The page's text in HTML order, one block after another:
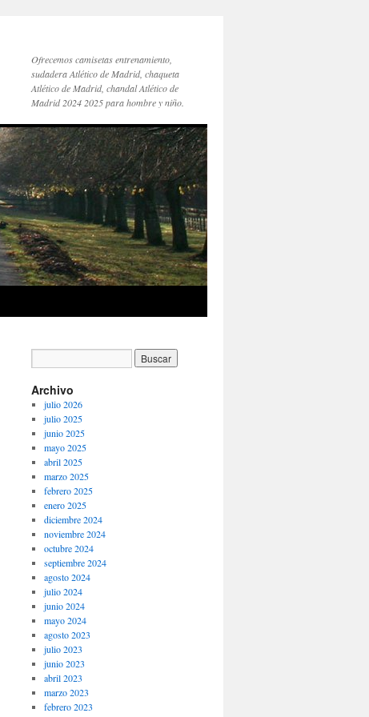
Ofrecemos camisetas entrenamiento,
sudadera Atlético de Madrid, chaqueta
Atlético de Madrid, chandal Atlético de
Madrid 2024 2025 para hombre y niño.
Archivo
julio 2026
julio 2025
junio 2025
mayo 2025
abril 2025
marzo 2025
febrero 2025
enero 2025
diciembre 2024
noviembre 2024
octubre 2024
septiembre 2024
agosto 2024
julio 2024
junio 2024
mayo 2024
agosto 2023
julio 2023
junio 2023
abril 2023
marzo 2023
febrero 2023